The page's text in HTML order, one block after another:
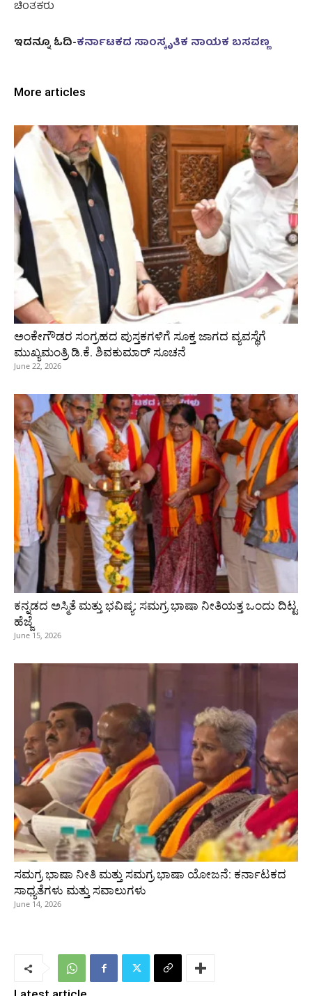
ಚಿಂತಕರು
ಇದನ್ನೂ ಓದಿ-ಕರ್ನಾಟಕದ ಸಾಂಸ್ಕೃತಿಕ ನಾಯಕ ಬಸವಣ್ಣ
More articles
ಅಂಕೇಗೌಡರ ಸಂಗ್ರಹದ ಪುಸ್ತಕಗಳಿಗೆ ಸೂಕ್ತ ಜಾಗದ ವ್ಯವಸ್ಥೆಗೆ
ಮುಖ್ಯಮಂತ್ರಿ ಡಿ.ಕೆ. ಶಿವಕುಮಾರ್ ಸೂಚನೆ
June 22, 2026
ಕನ್ನಡದ ಅಸ್ಮಿತೆ ಮತ್ತು ಭವಿಷ್ಯ: ಸಮಗ್ರ ಭಾಷಾ ನೀತಿಯತ್ತ ಒಂದು ದಿಟ್ಟ
ಹೆಜ್ಜೆ
June 15, 2026
ಸಮಗ್ರ ಭಾಷಾ ನೀತಿ ಮತ್ತು ಸಮಗ್ರ ಭಾಷಾ ಯೋಜನೆ: ಕರ್ನಾಟಕದ
ಸಾಧ್ಯತೆಗಳು ಮತ್ತು ಸವಾಲುಗಳು
June 14, 2026